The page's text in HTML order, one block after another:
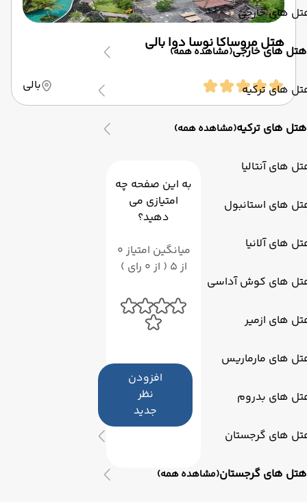
های خارجی
هتل های خارجی(مشاهده همه)
های ترکیه
هتل های ترکیه(مشاهده همه)
های آنتالیا
های استانبول
های آلانیا
های کوش آداسی
های ازمیر
های مارماریس
های بدروم
های گرجستان
هتل های گرجستان(مشاهده همه)
هتل مروساکا نوسا دوا بالی
بالی
به این صفحه چه
امتیازی می
دهید؟
میانگین امتیاز 0
از 5 ( از 0 رای )
افزودن
نظر
جدید